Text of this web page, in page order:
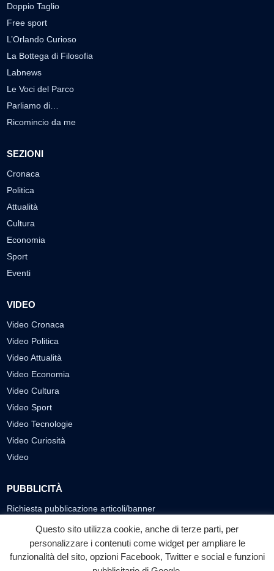
Doppio Taglio
Free sport
L’Orlando Curioso
La Bottega di Filosofia
Labnews
Le Voci del Parco
Parliamo di…
Ricomincio da me
SEZIONI
Cronaca
Politica
Attualità
Cultura
Economia
Sport
Eventi
VIDEO
Video Cronaca
Video Politica
Video Attualità
Video Economia
Video Cultura
Video Sport
Video Tecnologie
Video Curiosità
Video
PUBBLICITÀ
Richiesta pubblicazione articoli/banner
SEGUICI SUI SOCIAL
f ◎ ▶
Questo sito utilizza cookie, anche di terze parti, per
personalizzare i contenuti come widget per ampliare le
funzionalità del sito, opzioni Facebook, Twitter e social e funzioni